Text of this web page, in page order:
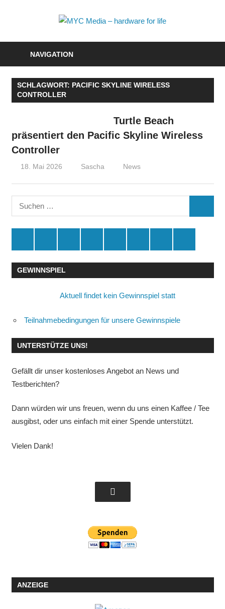
Media
–
for
life
NAVIGATION
SCHLAGWORT: PACIFIC SKYLINE WIRELESS
CONTROLLER
Turtle Beach
präsentiert den Pacific Skyline Wireless
Controller
18. Mai 2026 Sascha News
Suchen
nach:
GEWINNSPIEL
Aktuell findet kein Gewinnspiel statt
Teilnahmebedingungen für unsere Gewinnspiele
UNTERSTÜTZE UNS!
Gefällt dir unser kostenloses Angebot an News und
Testberichten?
Dann würden wir uns freuen, wenn du uns einen Kaffee / Tee
ausgibst, oder uns einfach mit einer Spende unterstützt.
Vielen Dank!
ANZEIGE